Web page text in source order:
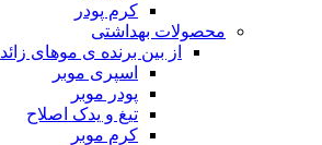
کرم پودر
محصولات بهداشتی
از بین برنده ی موهای زائد
اسپری موبر
پودر موبر
تیغ و یدک اصلاح
کرم موبر